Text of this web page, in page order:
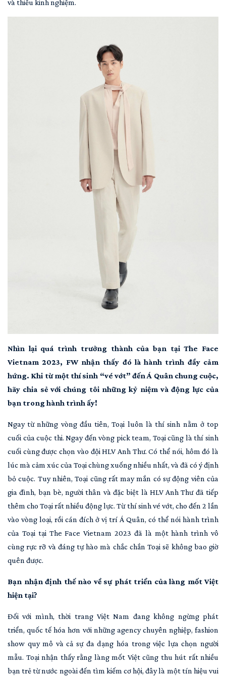
và thiếu kinh nghiệm.
Nhìn lại quá trình trưởng thành của bạn tại The Face
Vietnam 2023, FW nhận thấy đó là hành trình đầy cảm
hứng. Khi từ một thí sinh “vé vớt” đến Á Quân chung cuộc,
hãy chia sẻ với chúng tôi những kỷ niệm và động lực của
bạn trong hành trình ấy!
Ngay từ những vòng đầu tiên, Toại luôn là thí sinh nằm ở top
cuối của cuộc thi. Ngay đến vòng pick team, Toại cũng là thí sinh
cuối cùng được chọn vào đội HLV Anh Thư. Có thể nói, hôm đó là
lúc mà cảm xúc của Toại chùng xuống nhiều nhất, và đã có ý định
bỏ cuộc. Tuy nhiên, Toại cũng rất may mắn có sự động viên của
gia đình, bạn bè, người thân và đặc biệt là HLV Anh Thư đã tiếp
thêm cho Toại rất nhiều động lực. Từ thí sinh vé vớt, cho đến 2 lần
vào vòng loại, rồi cán đích ở vị trí Á Quân, có thể nói hành trình
của Toại tại The Face Vietnam 2023 đã là một hành trình vô
cùng rực rỡ và đáng tự hào mà chắc chắn Toại sẽ không bao giờ
quên được.
Bạn nhận định thế nào về sự phát triển của làng mốt Việt
hiện tại?
Đối với mình, thời trang Việt Nam đang không ngừng phát
triển, quốc tế hóa hơn với những agency chuyên nghiệp, fashion
show quy mô và cả sự đa dạng hóa trong việc lựa chọn người
mẫu. Toại nhận thấy rằng làng mốt Việt cũng thu hút rất nhiều
bạn trẻ từ nước ngoài đến tìm kiếm cơ hội, đây là một tín hiệu vui